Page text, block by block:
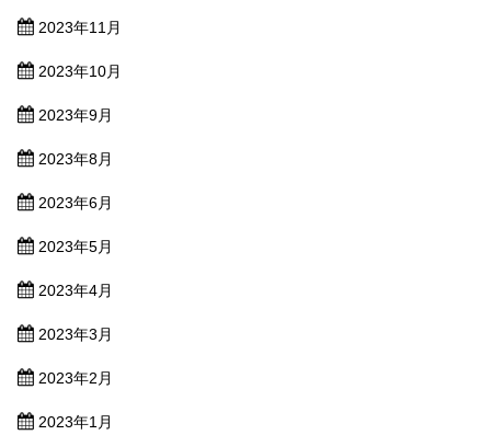
2023年11月
2023年10月
2023年9月
2023年8月
2023年6月
2023年5月
2023年4月
2023年3月
2023年2月
2023年1月